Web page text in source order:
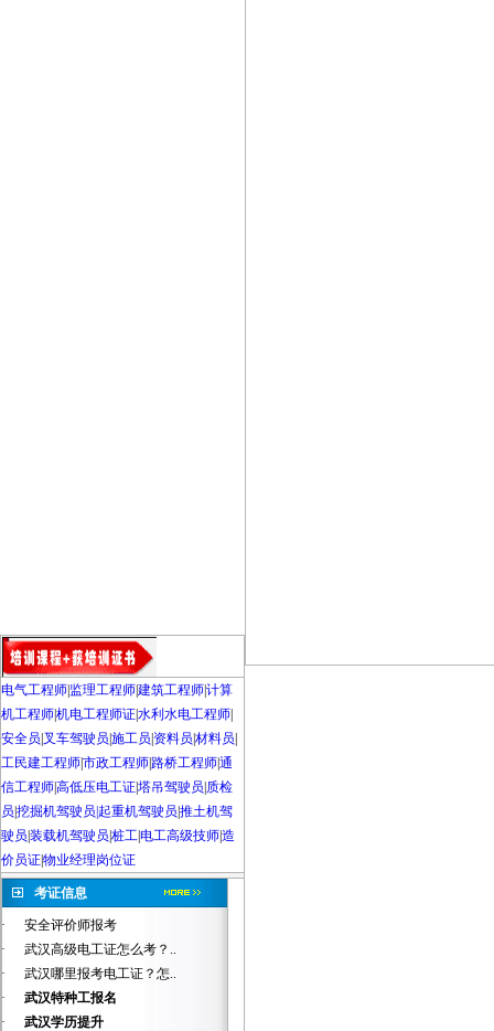
电气工程师 监理工程师建筑工程师计算
机工程师机电工程师证水利水电工程师
安全员 叉车驾驶员 施工员 资料员 材料员
工民建工程师市政工程师路桥工程师通
信工程师高低压电工证塔吊驾驶员 质检
员 挖掘机驾驶员|起重机驾驶员 推土机驾
驶员 装载机驾驶员 桩工电工高级技师造
价员证物业经理岗位证
考证信息
·
安全评价师报考
·
武汉高级电工证怎么考？..
·
武汉哪里报考电工证？怎..
·
武汉特种工报名
·
武汉学历提升